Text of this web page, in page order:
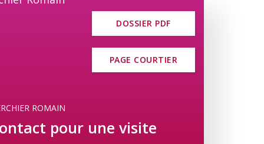
disposent d’une place de parc
pratique et organisé.
aménagée afin de favoriser les
et pour découvrir comment
DOSSIER PDF
PAGE COURTIER
ROMAIN
pour une visite